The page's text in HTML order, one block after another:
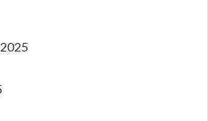
2025